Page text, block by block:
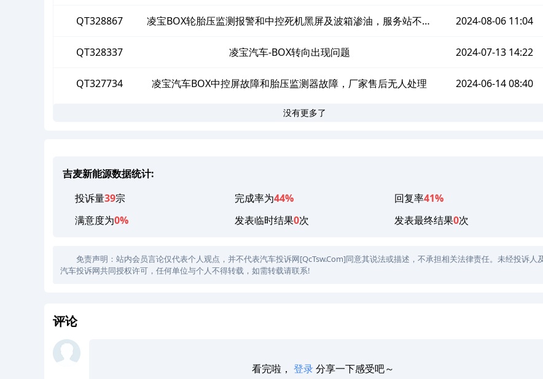
处理
QT328867 凌宝BOX轮胎压监测报警和中控死机黑屏及波箱渗油，服务站不给
处理
2024-08-06 11:04
QT328337 凌宝汽车-BOX转向出现问题 2024-07-13 14:22
QT327734 凌宝汽车BOX中控屏故障和胎压监测器故障，厂家售后无人处理 2024-06-14 08:40
没有更多了
吉麦新能源数据统计:
投诉量39宗 完成率为44% 回复率41%
满意度为0% 发表临时结果0次 发表最终结果0次
免责声明：站内会员言论仅代表个人观点，并不代表汽车投诉网[QcTsw.Com]同意其说法或描述，不承担相关法律责任。未经投诉人
汽车投诉网共同授权许可，任何单位与个人不得转载，如需转载请联系!
评论
看完啦， 登录分享一下感受吧～